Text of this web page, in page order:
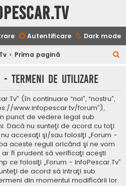
Dark mode
Autentificare
Prima pagină
t
- Termeni de utilizare
(în continuare “noi”, “nostru”,
www.infopescar.tv/forum”),
punct de vedere legal sub
Dacă nu sunteţi de acord cu toţi
accesaţi şi/sau folosiţi „Forum -
aceste reguli oricând şi ne vom
fi prudent să verificaţi aceşti
ce folosiţi „Forum - InfoPescar.Tv”
de acord să intraţi sub
din momentul modificării lor.